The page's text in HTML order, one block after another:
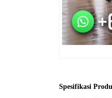
Spesifikasi